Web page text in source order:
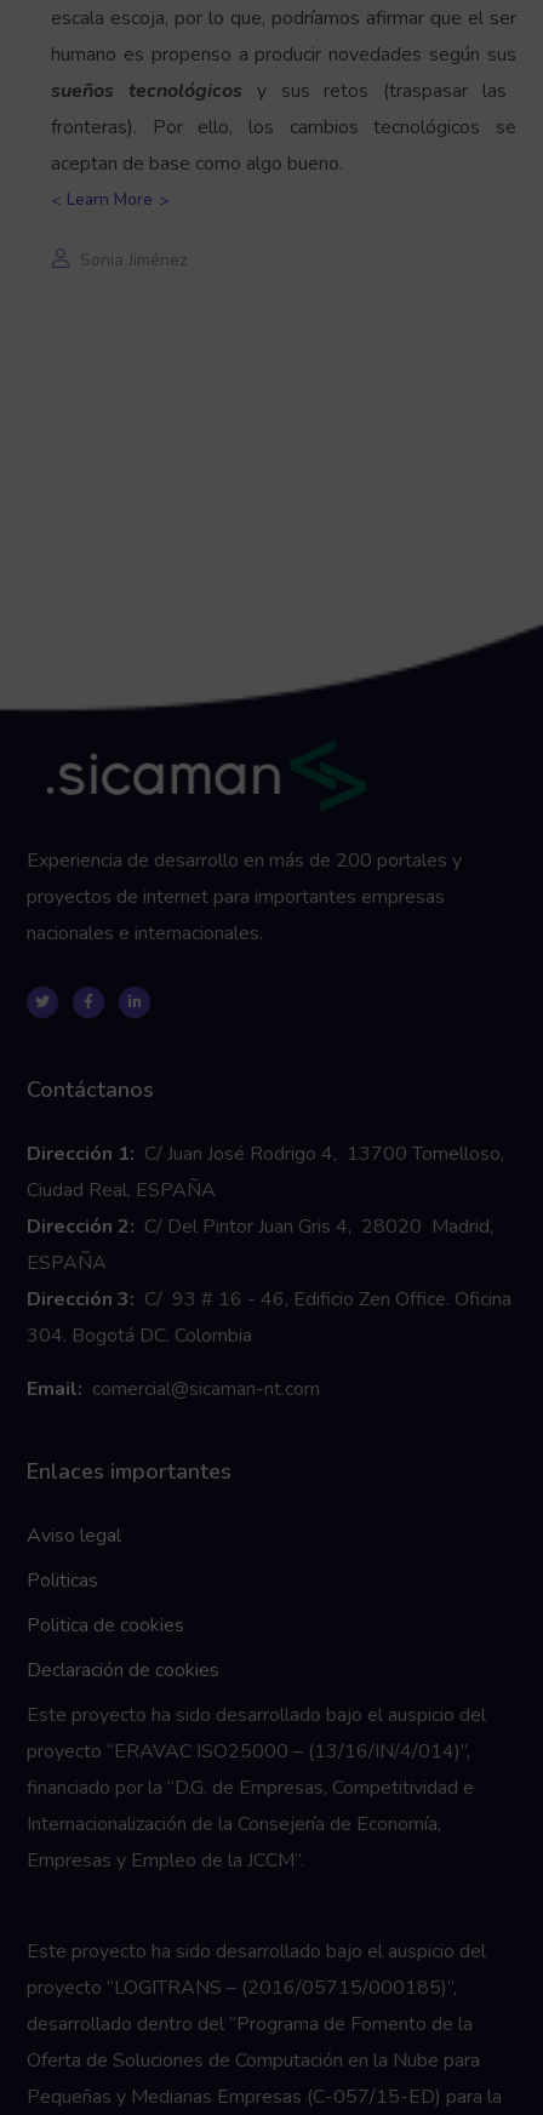
escala escoja, por lo que, podríamos afirmar que el ser
humano es propenso a producir novedades según sus
sueños tecnológicos y sus retos (traspasar las
fronteras). Por ello, los cambios tecnológicos se
aceptan de base como algo bueno.
Learn More
Sonia Jiménez
Experiencia de desarrollo en más de 200 portales y
proyectos de internet para importantes empresas
nacionales e internacionales.
Contáctanos
Dirección 1: C/ Juan José Rodrigo 4, 13700 Tomelloso,
Ciudad Real, ESPAÑA
Dirección 2: C/ Del Pintor Juan Gris 4, 28020 Madrid,
ESPAÑA
Dirección 3: C/ 93 # 16 - 46, Edificio Zen Office. Oficina
304. Bogotá DC. Colombia
Email: comercial@sicaman-nt.com
Enlaces importantes
Aviso legal
Politicas
Politica de cookies
Declaración de cookies
Este proyecto ha sido desarrollado bajo el auspicio del
proyecto “ERAVAC ISO25000 – (13/16/IN/4/014)”,
financiado por la “D.G. de Empresas, Competitividad e
Internacionalización de la Consejería de Economía,
Empresas y Empleo de la JCCM”.
Este proyecto ha sido desarrollado bajo el auspicio del
proyecto “LOGITRANS – (2016/05715/000185)”,
desarrollado dentro del “Programa de Fomento de la
Oferta de Soluciones de Computación en la Nube para
Pequeñas y Medianas Empresas (C-057/15-ED) para la